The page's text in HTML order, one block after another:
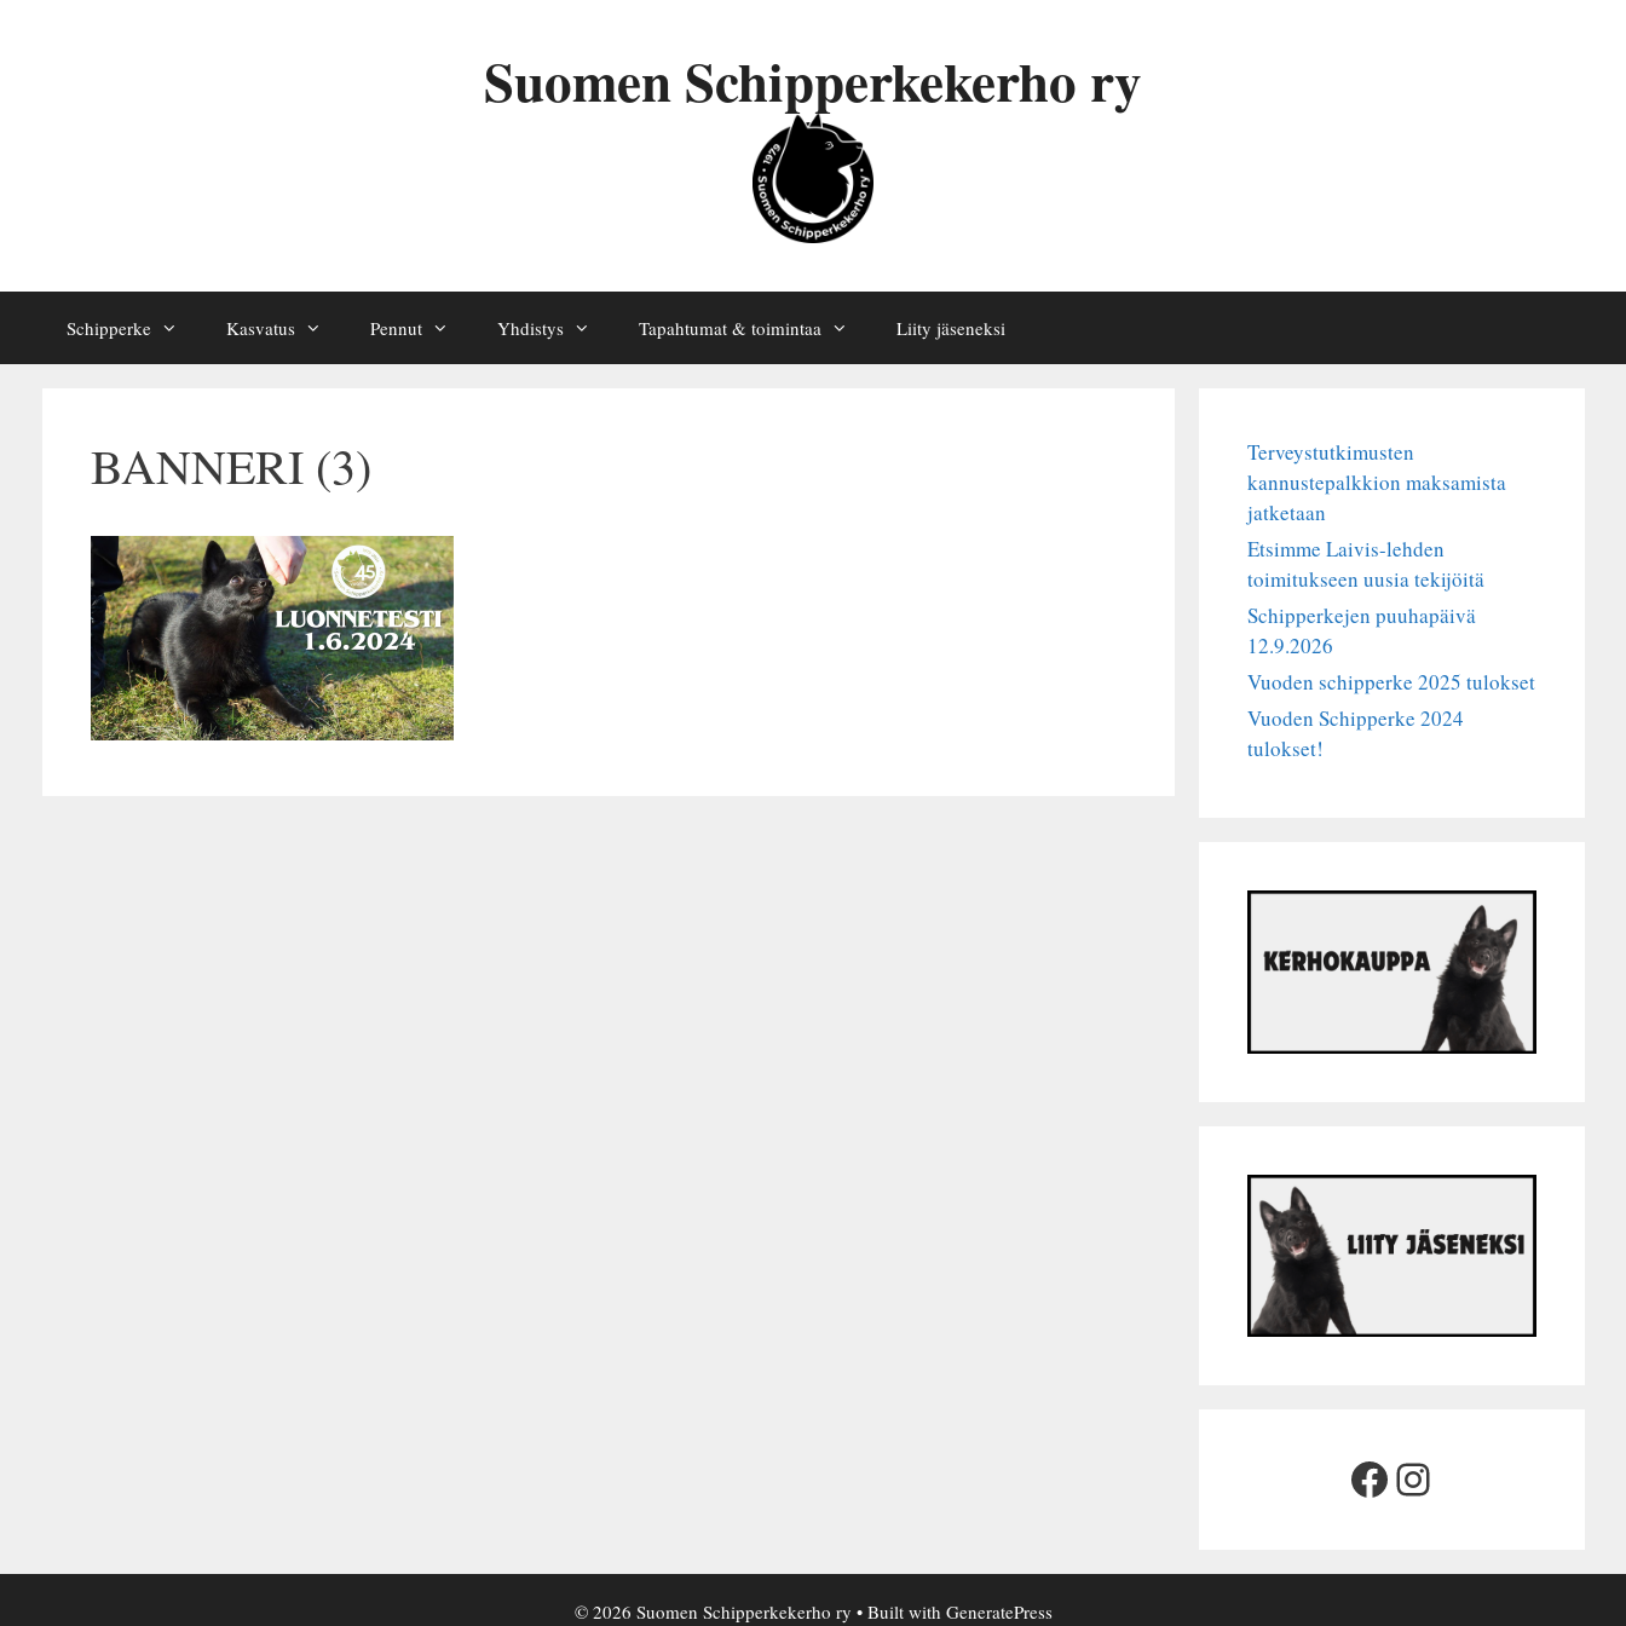
Suomen Schipperkekerho ry
Schipperke Kasvatus Pennut Yhdistys Tapahtumat & toimintaa Liity jäseneksi
BANNERI (3)
Terveystutkimusten
kannustepalkkion maksamista
jatketaan
Etsimme Laivis-lehden
toimitukseen uusia tekijöitä
Schipperkejen puuhapäivä
12.9.2026
Vuoden schipperke 2025 tulokset
Vuoden Schipperke 2024
tulokset!
Facebook
Instagram
© 2026 Suomen Schipperkekerho ry • Built with GeneratePress